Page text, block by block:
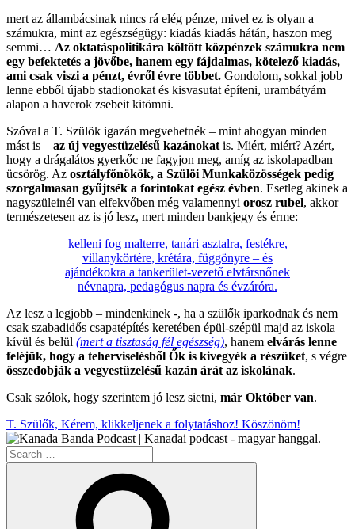
mert az állambácsinak nincs rá elég pénze, mivel ez is olyan a
számukra, mint az egészségügy: kiadás kiadás hátán, haszon meg
semmi… Az oktatáspolitikára költött közpénzek számukra nem
egy befektetés a jövőbe, hanem egy fájdalmas, kötelező kiadás,
ami csak viszi a pénzt, évről évre többet. Gondolom, sokkal jobb
lenne ebből újabb stadionokat és kisvasutat építeni, urambátyám
alapon a haverok zsebeit kitömni.
Szóval a T. Szülök igazán megvehetnék – mint ahogyan minden
mást is – az új vegyestüzelésű kazánokat is. Miért, miért? Azért,
hogy a drágalátos gyerkőc ne fagyjon meg, amíg az iskolapadban
ücsörög. Az osztályfőnökök, a Szülöi Munkaközösségek pedig
szorgalmasan gyűjtsék a forintokat egész évben. Esetleg akinek a
nagyszüleinél van elfekvőben még valamennyi orosz rubel, akkor
természetesen az is jó lesz, mert minden bankjegy és érme:
kelleni fog malterre, tanári asztalra, festékre,
villanykörtére, krétára, függönyre – és
ajándékokra a tankerület-vezető elvtársnőnek
névnapra, pedagógus napra és évzáróra.
Az lesz a legjobb – mindenkinek -, ha a szülők iparkodnak és nem
csak szabadidős csapatépítés keretében épül-szépül majd az iskola
kívül és belül (mert a tisztaság fél egészség), hanem elvárás lenne
feléjük, hogy a teherviselésből Ők is kivegyék a részüket, s végre
összedobják a vegyestüzelésű kazán árát az iskolának.
Csak szólok, hogy szerintem jó lesz sietni, már Október van.
T. Szülők, Kérem, klikkeljenek a folytatáshoz! Köszönöm!
Search
for: